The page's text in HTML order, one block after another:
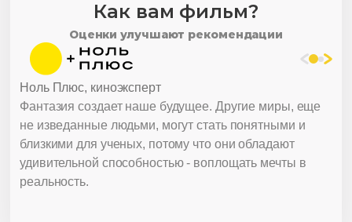
Как вам фильм?
Оценки улучшают рекомендации
Фантазия создает наше будущее. Другие миры, еще
не изведанные людьми, могут стать понятными и
близкими для ученых, потому что они обладают
удивительной способностью - воплощать мечты в
реальность.
Ноль Плюс, киноэксперт